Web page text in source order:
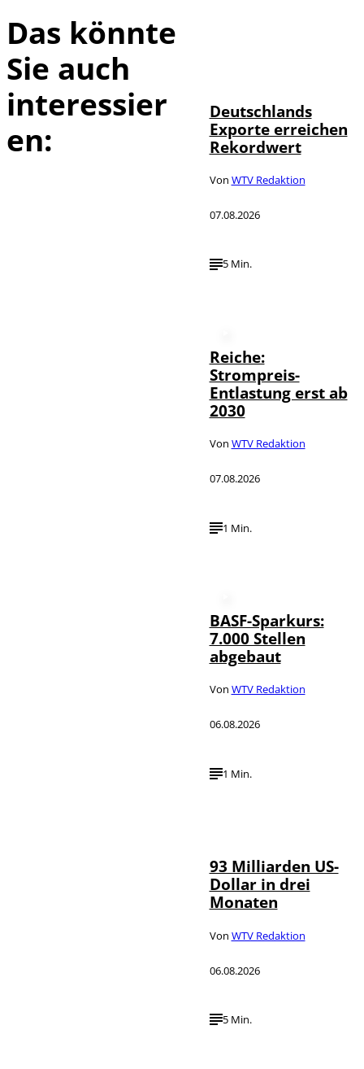
Das könnte
Sie auch
interessier
en:
Deutschlands
Exporte erreichen
Rekordwert
Von WTV Redaktion
07.08.2026
5 Min.
Reiche:
Strompreis-
Entlastung erst ab
2030
Von WTV Redaktion
07.08.2026
1 Min.
BASF-Sparkurs:
7.000 Stellen
abgebaut
Von WTV Redaktion
06.08.2026
1 Min.
93 Milliarden US-
Dollar in drei
Monaten
Von WTV Redaktion
06.08.2026
5 Min.